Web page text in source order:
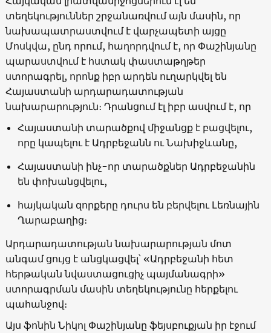
տեղեկություններ շրջանառվում այն մասին, որ
նախապատրաստվում է վարչապետի այցը
Մոսկվա, ընդ որում, հաղորդվում է, որ Փաշինյանը
պարաստվում է հստակ փաստաթղթեր
ստորագրել, որոնք իբր արդեն ուղարկվել են
Հայաստանի արդարադատության
նախարարություն։ Դրանցում էլ իբր ասվում է, որ
Հայաստանի տարածքով միջանցք է բացվելու,
որը կապելու է Ադրբեջանն ու Նախիջևանը,
Հայաստանի ինչ-որ տարածքներ Ադրբեջանին
են փոխանցվելու,
հայկական զորքերը դուրս են բերվելու Լեռնային
Ղարաբաղից։
Արդարադատության նախարարության մոտ
անգամ ցույց է անցկացվել՝ «Ադրբեջանի հետ
հերթական նվաստացուցիչ պայմանագրի»
ստորագրման մասին տեղեկությունը հերքելու
պահանջով։
Այս ֆոնին Նիկոլ Փաշինյանը ֆեյսբուքյան իր էջում